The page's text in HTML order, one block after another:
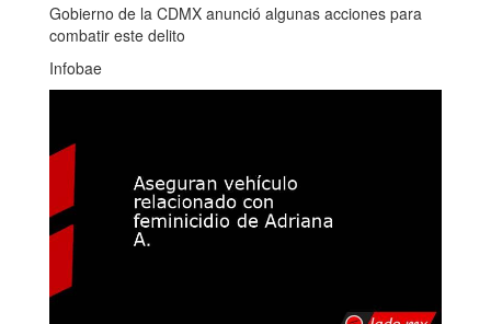
Gobierno de la CDMX anunció algunas acciones para
combatir este delito
Infobae